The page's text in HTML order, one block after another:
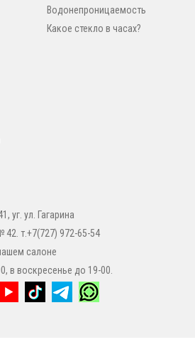
Водонепроницаемость
Какое стекло в часах?
уг. ул. Гагарина
т.+7(727) 972-65-54
салоне
в воскресенье до 19-00.